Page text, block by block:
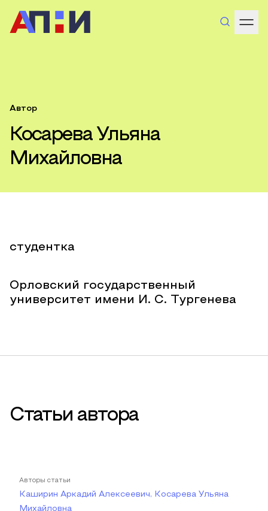
Автор
Косарева Ульяна
Михайловна
студентка
Орловский государственный
университет имени И. С. Тургенева
Статьи автора
Авторы статьи
Каширин Аркадий Алексеевич, Косарева Ульяна
Михайловна